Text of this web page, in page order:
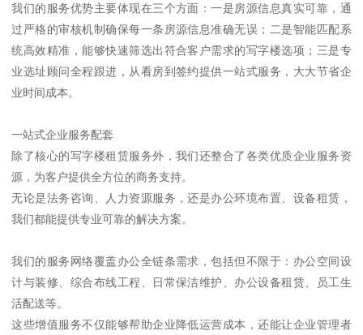
我们的服务优势主要体现在三个方面：一是房源信息真实可靠，通
过严格的审核机制确保每一条房源信息准确无误；二是智能匹配系
统高效精准，能够快速筛选出符合客户需求的写字楼选项；三是专
业选址顾问全程跟进，从看房到签约提供一站式服务，大大节省企
业时间成本。
一站式企业服务配套
除了核心的写字楼租赁服务外，我们还整合了各类优质企业服务资
源，为客户提供全方位的商务支持。
无论是法务咨询、人力资源服务，还是办公环境布置、设备租赁，
我们都能提供专业可靠的解决方案。
我们的服务网络覆盖办公全链条需求，包括但不限于：办公空间设
计与装修、综合布线工程、日常保洁维护、办公设备租赁、员工生
活配送等。
这些增值服务不仅能够帮助企业降低运营成本，还能让企业管理者